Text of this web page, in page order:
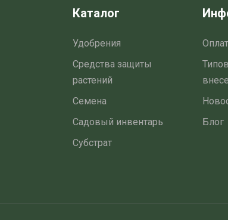
Каталог
Удобрения
Средства защиты
растений
Семена
Садовый инвентарь
Субстрат
Блог